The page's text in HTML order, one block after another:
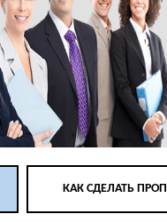
КАК СДЕЛАТЬ